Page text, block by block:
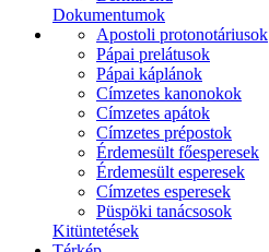
Dokumentumok
Apostoli protonotáriusok
Pápai prelátusok
Pápai káplánok
Címzetes kanonokok
Címzetes apátok
Címzetes prépostok
Érdemesült főesperesek
Érdemesült esperesek
Címzetes esperesek
Püspöki tanácsosok
Kitüntetések